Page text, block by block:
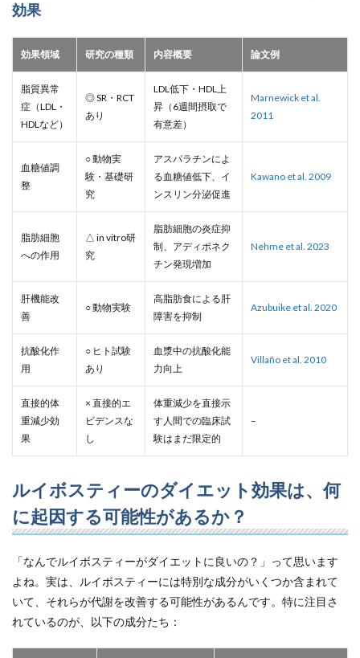
効果
効果領域 研究の種類 内容概要 論文例
脂質異常
症（LDL・
HDLなど）
◎ SR・RCT
あり
LDL低下・HDL上
昇（6週間摂取で
有意差）
Marnewick et al.
2011
血糖値調
整
○ 動物実
験・基礎研
究
アスパラチンによ
る血糖値低下、イ
ンスリン分泌促進
Kawano et al. 2009
脂肪細胞
への作用
△ in vitro研
究
脂肪細胞の炎症抑
制、アディポネク
チン発現増加
Nehme et al. 2023
肝機能改
善
○ 動物実験
高脂肪食による肝
障害を抑制
Azubuike et al. 2020
抗酸化作
用
○ ヒト試験
あり
血漿中の抗酸化能
力向上
Villaño et al. 2010
直接的体
重減少効
果
× 直接的エ
ビデンスな
し
体重減少を直接示
す人間での臨床試
験はまだ限定的
–
ルイボスティーのダイエット効果は、何
に起因する可能性があるか？
「なんでルイボスティーがダイエットに良いの？」って思います
よね。実は、ルイボスティーには特別な成分がいくつか含まれて
いて、それらが代謝を改善する可能性があるんです。特に注目さ
れているのが、以下の成分たち：